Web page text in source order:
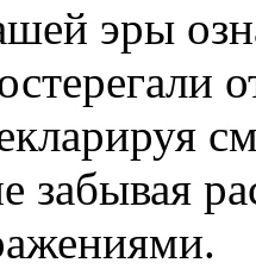
эры
забывая